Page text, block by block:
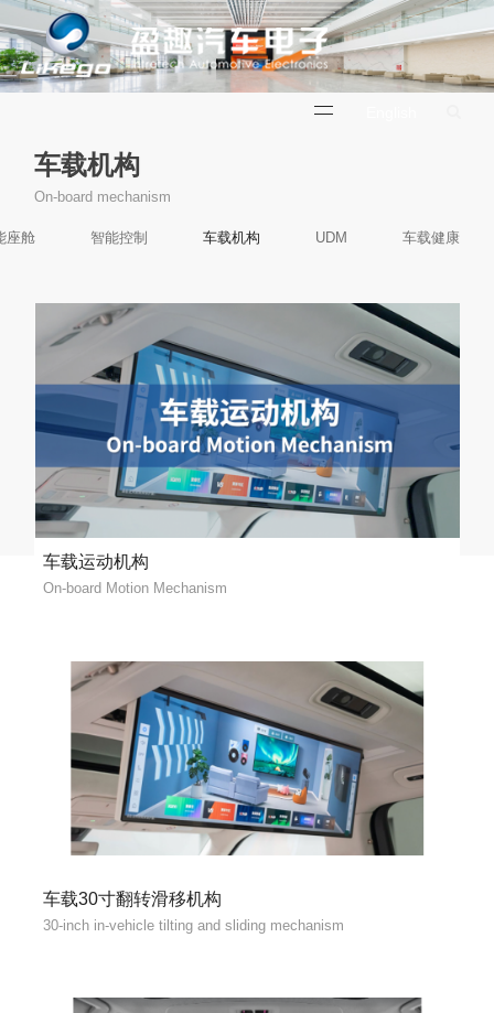
车载机构
On-board mechanism
座舱 智能控制 车载机构 UDM 车载健康
车载运动机构
On-board Motion Mechanism
车载30寸翻转滑移机构
30-inch in-vehicle tilting and sliding mechanism